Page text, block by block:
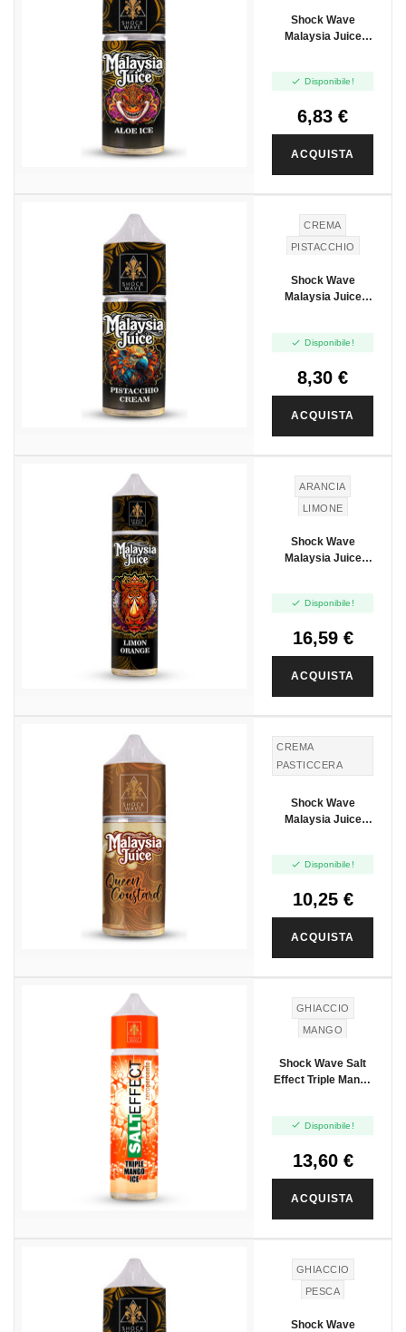
Shock Wave
Malaysia Juice
 Disponibile!
6,83 €
ACQUISTA
CREMA
PISTACCHIO
Shock Wave
Malaysia Juice
 Disponibile!
8,30 €
ACQUISTA
ARANCIA
LIMONE
Shock Wave
Malaysia Juice
 Disponibile!
16,59 €
ACQUISTA
CREMA
PASTICCERA
Shock Wave
Malaysia Juice
 Disponibile!
10,25 €
ACQUISTA
GHIACCIO
MANGO
Shock Wave Salt
Effect Triple Mango
 Disponibile!
13,60 €
ACQUISTA
GHIACCIO
PESCA
Shock Wave